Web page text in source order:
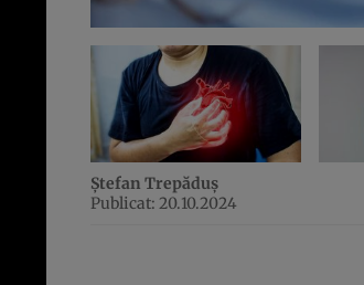
Ștefan Trepăduș
Publicat: 20.10.2024